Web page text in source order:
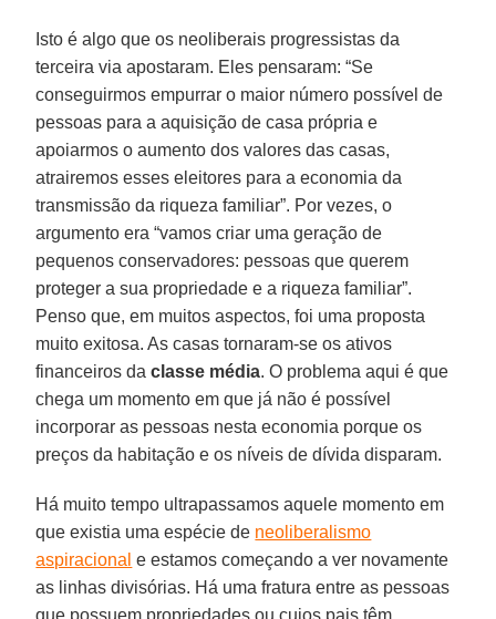
Isto é algo que os neoliberais progressistas da
terceira via apostaram. Eles pensaram: “Se
conseguirmos empurrar o maior número possível de
pessoas para a aquisição de casa própria e
apoiarmos o aumento dos valores das casas,
atrairemos esses eleitores para a economia da
transmissão da riqueza familiar”. Por vezes, o
argumento era “vamos criar uma geração de
pequenos conservadores: pessoas que querem
proteger a sua propriedade e a riqueza familiar”.
Penso que, em muitos aspectos, foi uma proposta
muito exitosa. As casas tornaram-se os ativos
financeiros daclasse média. O problema aqui é que
chega um momento em que já não é possível
incorporar as pessoas nesta economia porque os
preços da habitação e os níveis de dívida disparam.
Há muito tempo ultrapassamos aquele momento em
que existia uma espécie de neoliberalismo
aspiracional e estamos começando a ver novamente
as linhas divisórias. Há uma fratura entre as pessoas
que possuem propriedades ou cujos pais têm